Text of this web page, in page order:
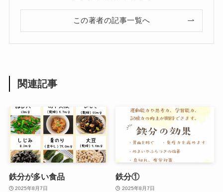
この著者の記事一覧へ
関連記事
鉄分が多い食品
2025年8月7日
鉄分①
2025年8月7日